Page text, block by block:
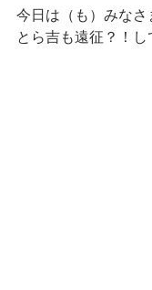
今日は（も）みな
とら吉も遠征？！し